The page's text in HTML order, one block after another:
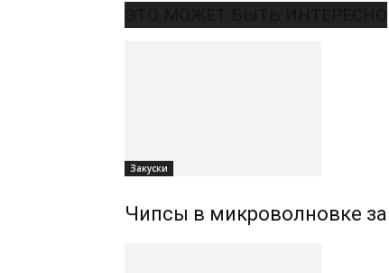
Закуски
Чипсы в микроволновке